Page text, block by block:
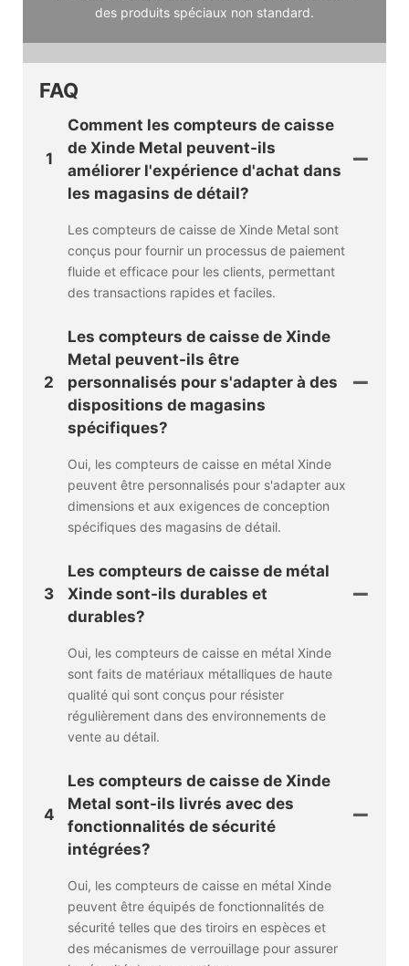
des produits spéciaux non standard.
FAQ
1
Comment les compteurs de caisse
de Xinde Metal peuvent-ils
améliorer l'expérience d'achat dans
les magasins de détail?
Les compteurs de caisse de Xinde Metal sont
conçus pour fournir un processus de paiement
fluide et efficace pour les clients, permettant
des transactions rapides et faciles.
2
Les compteurs de caisse de Xinde
Metal peuvent-ils être
personnalisés pour s'adapter à des
dispositions de magasins
spécifiques?
Oui, les compteurs de caisse en métal Xinde
peuvent être personnalisés pour s'adapter aux
dimensions et aux exigences de conception
spécifiques des magasins de détail.
3
Les compteurs de caisse de métal
Xinde sont-ils durables et
durables?
Oui, les compteurs de caisse en métal Xinde
sont faits de matériaux métalliques de haute
qualité qui sont conçus pour résister
régulièrement dans des environnements de
vente au détail.
4
Les compteurs de caisse de Xinde
Metal sont-ils livrés avec des
fonctionnalités de sécurité
intégrées?
Oui, les compteurs de caisse en métal Xinde
peuvent être équipés de fonctionnalités de
sécurité telles que des tiroirs en espèces et
des mécanismes de verrouillage pour assurer